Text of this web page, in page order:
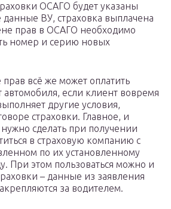
ОСАГО будет указаны
ВУ, страховка выплачена
прав в ОСАГО необходимо
номер и серию новых
всё же может оплатить
если клиент вовремя
другие условия,
страховки. Главное, и
сделать при получении
в страховую компанию с
по их установленному
При этом пользоваться можно и
– данные из заявления
за водителем.